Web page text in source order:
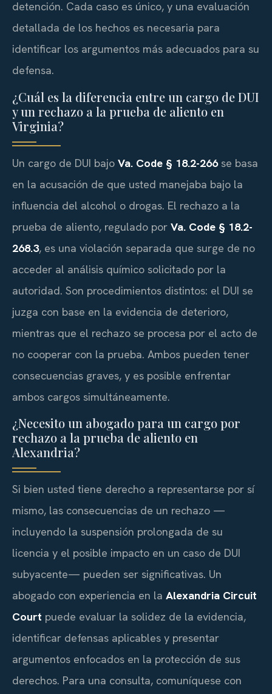
detención. Cada caso es único, y una evaluación
detallada de los hechos es necesaria para
identificar los argumentos más adecuados para su
defensa.
¿Cuál es la diferencia entre un cargo de DUI
y un rechazo a la prueba de aliento en
Virginia?
Un cargo de DUI bajo Va. Code § 18.2-266se basa
en la acusación de que usted manejaba bajo la
influencia del alcohol o drogas. El rechazo a la
prueba de aliento, regulado por Va. Code § 18.2-
268.3, es una violación separada que surge de no
acceder al análisis químico solicitado por la
autoridad. Son procedimientos distintos: el DUI se
juzga con base en la evidencia de deterioro,
mientras que el rechazo se procesa por el acto de
no cooperar con la prueba. Ambos pueden tener
consecuencias graves, y es posible enfrentar
ambos cargos simultáneamente.
¿Necesito un abogado para un cargo por
rechazo a la prueba de aliento en
Alexandria?
Si bien usted tiene derecho a representarse por sí
mismo, las consecuencias de un rechazo —
incluyendo la suspensión prolongada de su
licencia y el posible impacto en un caso de DUI
subyacente— pueden ser significativas. Un
abogado con experiencia en la Alexandria Circuit
Court puede evaluar la solidez de la evidencia,
identificar defensas aplicables y presentar
argumentos enfocados en la protección de sus
derechos. Para una consulta, comuníquese con